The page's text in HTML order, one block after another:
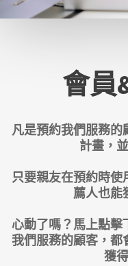
會員
凡是預約我們服務的
計畫，
只要親友在預約時
薦人也能
心動了嗎？馬上點擊
我們服務的顧客，都
獲